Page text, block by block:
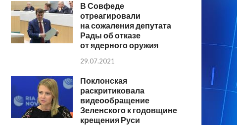
В Совфеде
отреагировали
на сожаления депутата
Рады об отказе
от ядерного оружия
29.07.2021
Поклонская
раскритиковала
видеообращение
Зеленского к годовщине
крещения Руси